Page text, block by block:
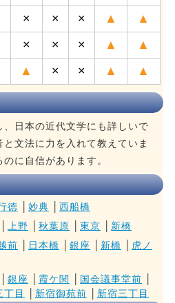
× × × ▲ ▲
× × × ▲ ▲
▲ × × ▲ ▲
日本の近代文学にも詳しいで
文法に力を入れて教えていま
に自信があります。
徳 妙典
西船橋
上野 秋葉原 東京
新橋
前 日本橋 銀座 新橋
虎ノ
銀座 霞ケ関 国会議事堂前
丁目 新宿御苑前
新宿三丁目